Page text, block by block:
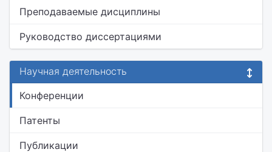
Преподаваемые дисциплины
Руководство диссертациями
Научная деятельность
Конференции
Патенты
Публикации